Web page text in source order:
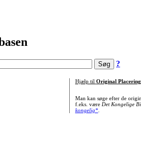
?
Hjælp til Original Placering
Man kan søge efter de
f.eks. være Det Kongelige
kongelig*.